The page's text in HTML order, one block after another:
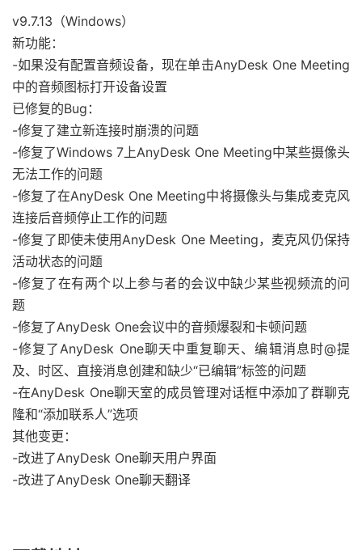
v9.7.13（Windows）
新功能：
-如果没有配置音频设备，现在单击AnyDesk One Meeting
中的音频图标打开设备设置
已修复的Bug：
-修复了建立新连接时崩溃的问题
-修复了Windows 7上AnyDesk One Meeting中某些摄像头
无法工作的问题
-修复了在AnyDesk One Meeting中将摄像头与集成麦克风
连接后音频停止工作的问题
-修复了即使未使用AnyDesk One Meeting，麦克风仍保持
活动状态的问题
-修复了在有两个以上参与者的会议中缺少某些视频流的问
题
-修复了AnyDesk One会议中的音频爆裂和卡顿问题
-修复了AnyDesk One聊天中重复聊天、编辑消息时@提
及、时区、直接消息创建和缺少“已编辑”标签的问题
-在AnyDesk One聊天室的成员管理对话框中添加了群聊克
隆和“添加联系人”选项
其他变更：
-改进了AnyDesk One聊天用户界面
-改进了AnyDesk One聊天翻译